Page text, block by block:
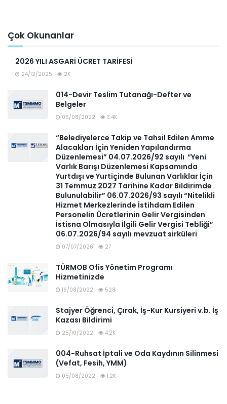
Çok Okunanlar
2026 YILI ASGARİ ÜCRET TARİFESİ
24/12/2025 2K
014-Devir Teslim Tutanağı-Defter ve
Belgeler
05/08/2022 3.4K
“Belediyelerce Takip ve Tahsil Edilen Amme
Alacakları İçin Yeniden Yapılandırma
Düzenlemesi” 04.07.2026/92 sayılı “Yeni
Varlık Barışı Düzenlemesi Kapsamında
Yurtdışı ve Yurtiçinde Bulunan Varlıklar İçin
31 Temmuz 2027 Tarihine Kadar Bildirimde
Bulunulabilir” 06.07.2026/93 sayılı “Nitelikli
Hizmet Merkezlerinde İstihdam Edilen
Personelin Ücretlerinin Gelir Vergisinden
İstisna Olmasıyla İlgili Gelir Vergisi Tebliği”
06.07.2026/94 sayılı mevzuat sirküleri
07/07/2026 27
TÜRMOB Ofis Yönetim Programı
Hizmetinizde
16/08/2022 528
Stajyer Öğrenci, Çırak, İş-Kur Kursiyeri v.b. İş
Kazası Bildirimi
25/10/2022 4.2K
004-Ruhsat İptali ve Oda Kaydının Silinmesi
(Vefat, Fesih, YMM)
05/08/2022 1.2K